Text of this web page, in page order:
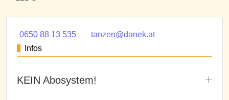
0650 88 13 535
tanzen@danek.at
Infos
KEIN Abosystem!